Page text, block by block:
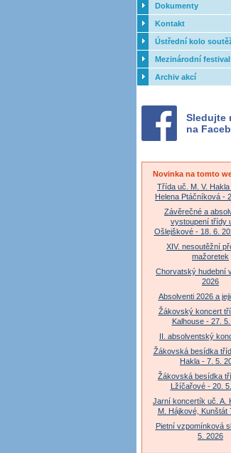
Dokumenty
Kontakt
Ústřední kolo
přehlídky
ZUŠ - 2017
Mezinárodní
orchestrů - Letovice
Archiv akcí
Sledujte
na
Novinka na tomto
Třída uč. M. V.
Helena Ptáčníková -
Závěrečné a
vystoupení třídy
Ošlejškové - 18. 6.
XIV. nesoutěžní
mažoretek
Chorvatský hudební
2026
Absolventi 2026 a
Žákovský koncert
Kalhouse - 27.
II. absolventský
Žákovská besídka
Hakla - 7. 5.
Žákovská besídka
Lžíčařové - 20.
Jarní koncertík uč. A.
M. Hájkové, Kunštát
Pietní vzpomínková
5. 2026